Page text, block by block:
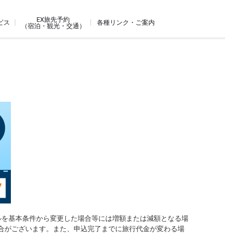
ス
EX旅先予約
（宿泊・観光・交通）
各種リンク・ご案内
基本条件から変更した場合等には増額または減額となる場
ございます。また、申込完了までに旅行代金が変わる場